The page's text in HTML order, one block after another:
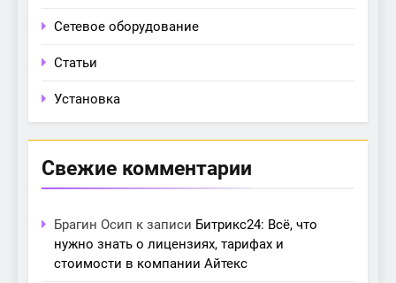
Сетевое оборудование
Статьи
Установка
Свежие комментарии
Брагин Осип к записи Битрикс24: Всё, что
нужно знать о лицензиях, тарифах и
стоимости в компании Айтекс